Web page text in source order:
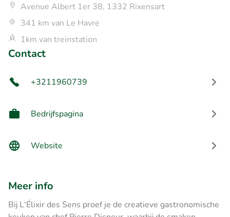
Avenue Albert 1er 38, 1332 Rixensart
341 km van Le Havre
1km van treinstation
Contact
+3211960739
Bedrijfspagina
Website
Meer info
Bij L'Élixir des Sens proef je de creatieve gastronomische